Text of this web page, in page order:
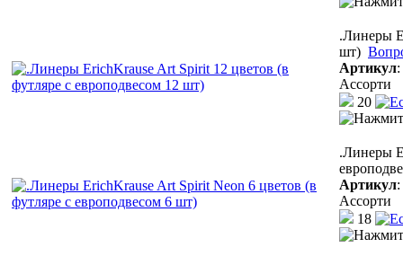
.Линеры
шт)
Артикул:
Ассорти
20
.Линеры
Артикул:
Ассорти
18